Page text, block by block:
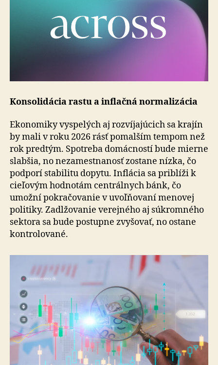
Konsolidácia rastu a inflačná normalizácia
Ekonomiky vyspelých aj rozvíjajúcich sa krajín
by mali v roku 2026 rásť pomalším tempom než
rok predtým. Spo­tre­ba domácností bude mierne
slabšia, no ne­za­mes­tna­nosť zostane nízka, čo
podporí stabilitu dopytu. Inflácia sa priblíži k
cieľovým hodnotám centrálnych bánk, čo
umož­ní pokračovanie v uvoľňovaní menovej
politiky. Zadl­žo­va­nie verejného aj súkromného
sektora sa bude postupne zvyšovať, no ostane
kontrolované.